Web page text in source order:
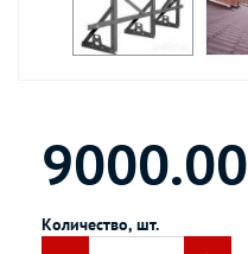
9000.00
Количество, шт.